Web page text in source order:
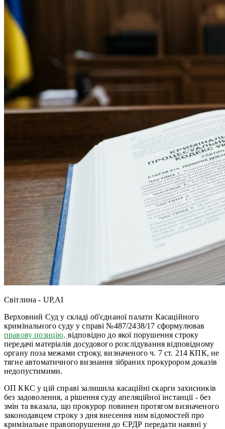
Світлина - UP,AI
Верховний Суд у складі об'єднаної палати Касаційного
кримінального суду у справі №487/2438/17 сформулював
правову позицію, відповідно до якої порушення строку
передачі матеріалів досудового розслідування відповідному
органу поза межами строку, визначеного ч. 7 ст. 214 КПК, не
тягне автоматичного визнання зібраних прокурором доказів
недопустимими.
ОП ККС у цій справі залишила касаційні скарги захисників
без задоволення, а рішення суду апеляційної інстанції - без
змін та вказала, що прокурор повинен протягом визначеного
законодавцем строку з дня внесення ним відомостей про
кримінальне правопорушення до ЄРДР передати наявні у